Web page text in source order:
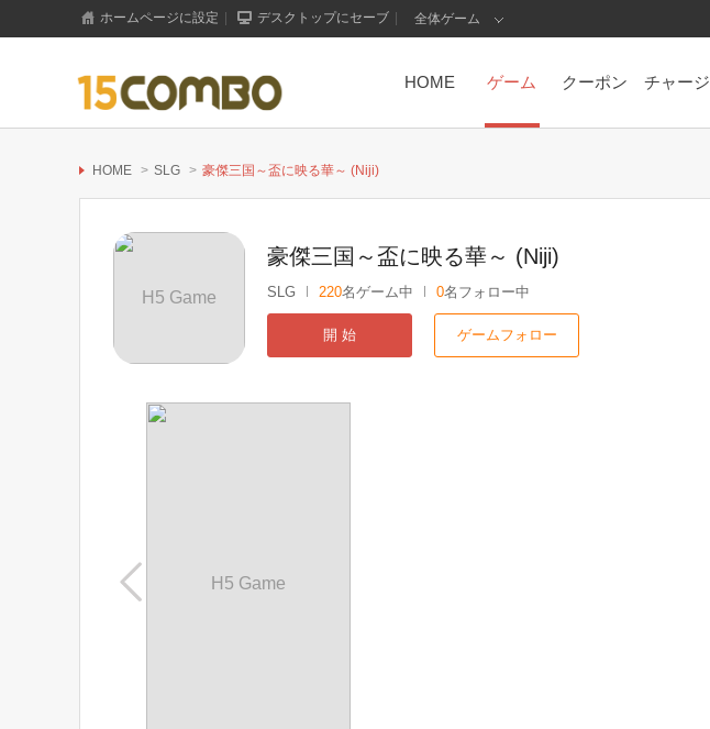
ホームページに設定 デスクトップにセーブ 全体ゲーム
HOME ゲーム クーポン チャージ
HOME > SLG > 豪傑三国～盃に映る華～ (Niji)
H5 Game
豪傑三国～盃に映る華～ (Niji)
SLG 220名ゲーム中 0名フォロー中
開 始 ゲームフォロー
H5 Game